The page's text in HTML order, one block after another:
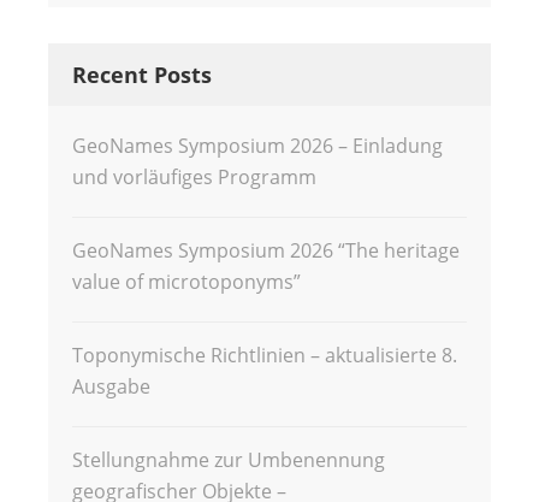
Recent Posts
GeoNames Symposium 2026 – Einladung
und vorläufiges Programm
GeoNames Symposium 2026 “The heritage
value of microtoponyms”
Toponymische Richtlinien – aktualisierte 8.
Ausgabe
Stellungnahme zur Umbenennung
geografischer Objekte –